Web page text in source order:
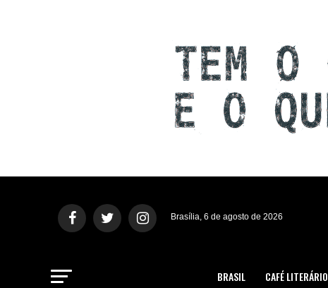
Brasília, 6 de agosto de 2026
BRASIL CAFÉ LITERÁRIO